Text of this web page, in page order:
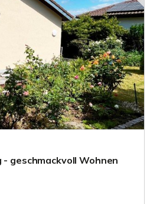
- geschmackvoll Wohnen